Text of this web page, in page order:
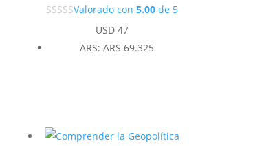
Valorado con5.00 de 5
USD 47
ARS:ARS 69.325